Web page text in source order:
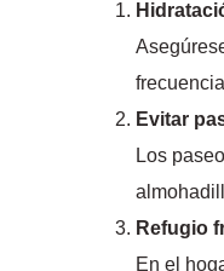
Evitar
Los
Refugio
En el